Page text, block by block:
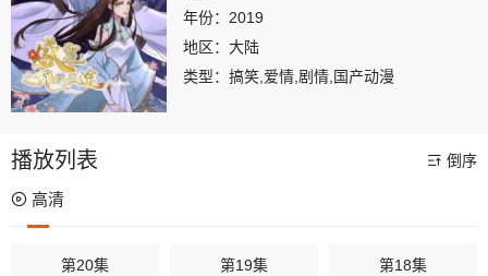
年份： 2019
地区： 大陆
类型： 搞笑,爱情,剧情,国产动漫
播放列表 倒序
高清
第20集 第19集 第18集